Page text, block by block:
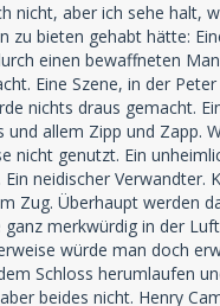
nicht, aber ich sehe halt,
zu bieten gehabt hätte:
einen bewaffneten
Eine Szene, in der Peter
nichts draus gemacht.
und allem Zipp und Zapp.
nicht genutzt. Ein
neidischer Verwandter.
Zug. Überhaupt werden
ganz merkwürdig in der
würde man doch
Schloss herumlaufen
beides nicht. Henry